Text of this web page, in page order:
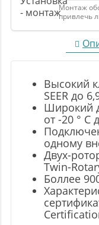
Монтаж
привлечь
Высокий
SEER до
Широкий
от -20 ° C
одному
Двух-
Twin-
Боллее